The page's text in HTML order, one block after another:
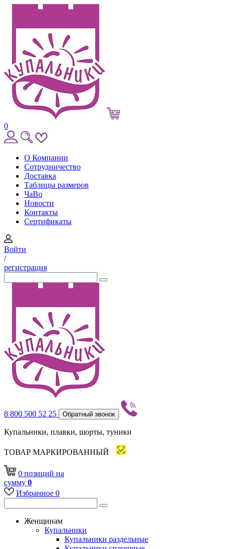
0
О Компании
Сотрудничество
Доставка
Таблицы размеров
ЧаВо
Новости
Контакты
Сертификаты
Войти
/
регистрация
8 800 500 52 25 Обратный звонок
Купальники, плавки, шорты, туники
ТОВАР МАРКИРОВАННЫЙ
0 позиций на
сумму 0
Избранное 0
Женщинам
Купальники
Купальники раздельные